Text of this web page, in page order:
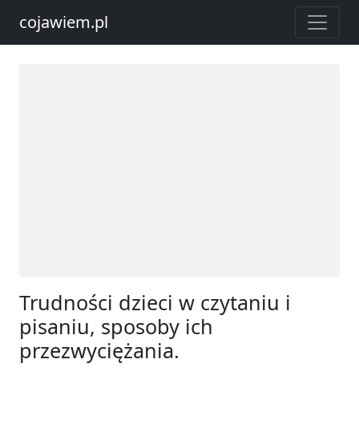
cojawiem.pl
Trudności dzieci w czytaniu i
pisaniu, sposoby ich
przezwyciężania.